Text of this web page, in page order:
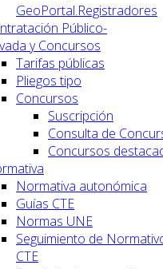
GeoPortal.Registradores
Público-
y Concursos
Tarifas públicas
Pliegos tipo
Concursos
Suscripción
Consulta de
Concursos
Normativa autonómica
Guías CTE
Normas UNE
Seguimiento de
CTE